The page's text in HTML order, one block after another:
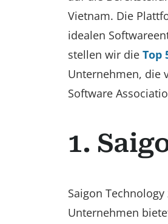
Vietnam. Die
idealen
stellen wir die Top
Unternehmen, die
Software
1.
Saigon
Unternehmen